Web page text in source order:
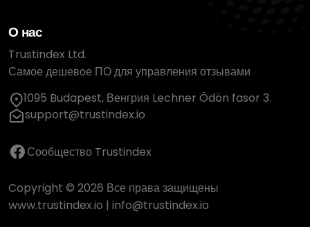
О нас
Trustindex Ltd.
Самое дешевое ПО для управления отзывами
1095 Budapest, Венгрия Lechner Ödön fasor 3.
support@trustindex.io
Сообщество Trustindex
Copyright © 2026 Все права защищены
www.trustindex.io | info@trustindex.io